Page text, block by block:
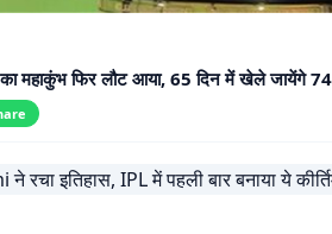
महाकुंभ फिर लौट आया, 65 दिन में खेले जायेंगे